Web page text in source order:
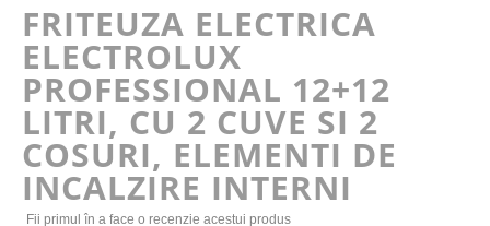
of
the
images
gallery
FRITEUZA ELECTRICA
ELECTROLUX
PROFESSIONAL 12+12
LITRI, CU 2 CUVE SI 2
COSURI, ELEMENTI DE
INCALZIRE INTERNI
Fii primul în a face o recenzie acestui produs